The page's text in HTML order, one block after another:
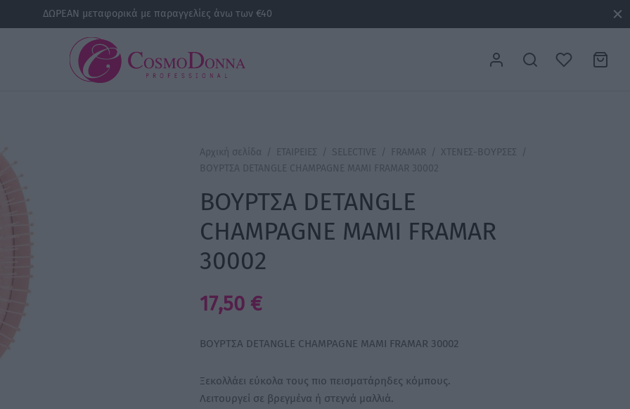
ΔΩΡΕΑΝ μεταφορικά με παραγγελίες άνω των €40
Αρχική σελίδα / ΕΤΑΙΡΕΙΕΣ / SELECTIVE / FRAMAR / ΧΤΕΝΕΣ-ΒΟΥΡΣΕΣ /
ΒΟΥΡΤΣΑ DETANGLE CHAMPAGNE MAMI FRAMAR 30002
ΒΟΥΡΤΣΑ DETANGLE
CHAMPAGNE MAMI FRAMAR
30002
17,50 €
ΒΟΥΡΤΣΑ DETANGLE CHAMPAGNE MAMI FRAMAR 30002
Ξεκολλάει εύκολα τους πιο πεισματάρηδες κόμπους.
Λειτουργεί σε βρεγμένα ή στεγνά μαλλιά.